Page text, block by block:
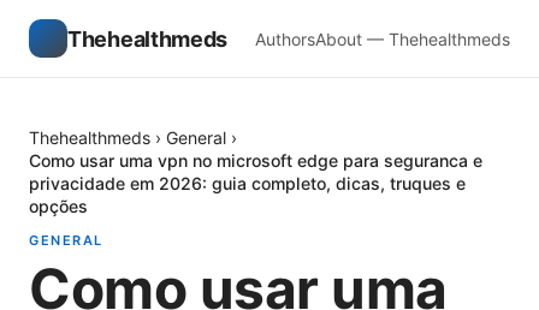
Thehealthmeds AuthorsAbout — Thehealthmeds
Thehealthmeds › General ›
Como usar uma vpn no microsoft edge para seguranca e
privacidade em 2026: guia completo, dicas, truques e
opções
GENERAL
Como usar uma